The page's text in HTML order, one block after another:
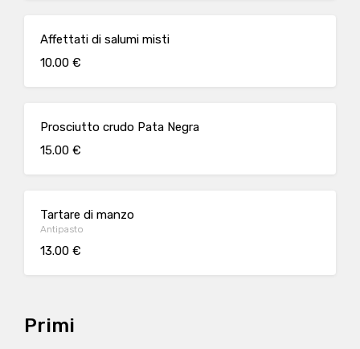
Affettati di salumi misti
10.00 €
Prosciutto crudo Pata Negra
15.00 €
Tartare di manzo
Antipasto
13.00 €
Primi